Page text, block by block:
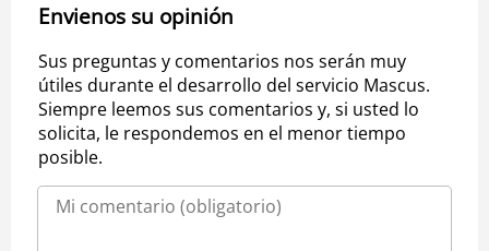
Envienos su opinión
Sus preguntas y comentarios nos serán muy
útiles durante el desarrollo del servicio Mascus.
Siempre leemos sus comentarios y, si usted lo
solicita, le respondemos en el menor tiempo
posible.